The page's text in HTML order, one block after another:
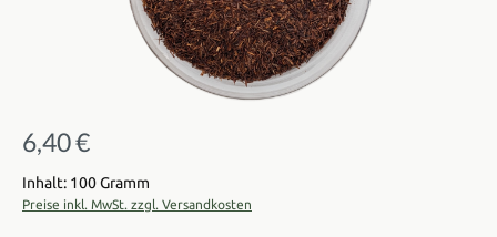
Regulärer Preis:
6,40 €
Inhalt: 100 Gramm
Preise inkl. MwSt. zzgl. Versandkosten